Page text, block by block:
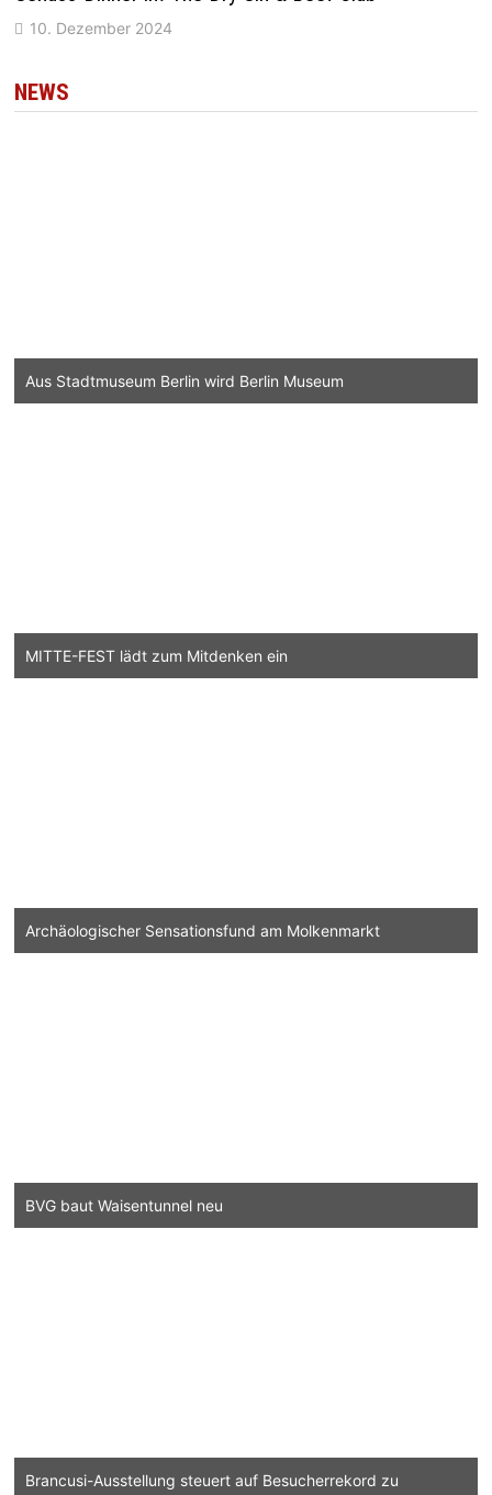
10. Dezember 2024
NEWS
Aus Stadtmuseum Berlin wird Berlin Museum
MITTE-FEST lädt zum Mitdenken ein
Archäologischer Sensationsfund am Molkenmarkt
BVG baut Waisentunnel neu
Brancusi-Ausstellung steuert auf Besucherrekord zu